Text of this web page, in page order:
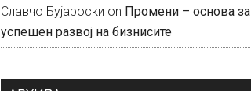
Славчо Бујароски on Промени – основа за
успешен развој на бизнисите